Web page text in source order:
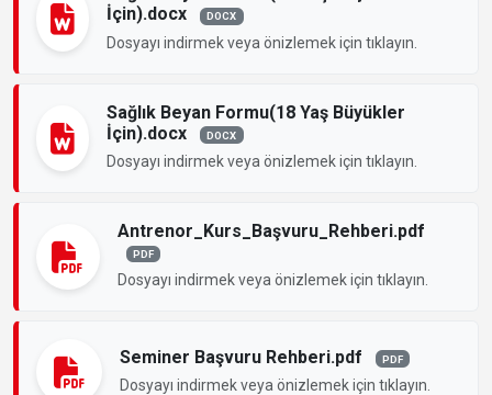
İçin).docx
DOCX
Dosyayı indirmek veya önizlemek için tıklayın.
Sağlık Beyan Formu(18 Yaş Büyükler
İçin).docx
DOCX
Dosyayı indirmek veya önizlemek için tıklayın.
Antrenor_Kurs_Başvuru_Rehberi.pdf
PDF
Dosyayı indirmek veya önizlemek için tıklayın.
Seminer Başvuru Rehberi.pdf PDF
Dosyayı indirmek veya önizlemek için tıklayın.